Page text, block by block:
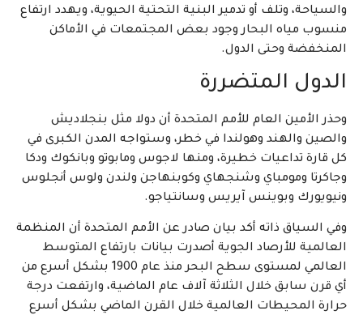
والسياحة، وتلف أو تدمير البنية التحتية الحيوية، ويهدد ارتفاع
منسوب مياه البحار وجود بعض المجتمعات في الأماكن
المنخفضة وحتى الدول.
الدول المتضررة
وحذر الأمين العام للأمم المتحدة أن دولا مثل بنجلاديش
والصين والهند وهولندا في خطر، وستواجه المدن الكبرى في
كل قارة تداعيات خطيرة، ومنها لاجوس ومابوتو وبانكوك ودكا
وجاكرتا ومومباي وشنجهاي وكوبنهاجن ولندن ولوس أنجلوس
ونيويورك وبوينس آيريس وسانتياجو.
وفي السياق ذاته أكد بيان صادر عن الأمم المتحدة أن المنظمة
العالمية للأرصاد الجوية أصدرت بيانات بارتفاع المتوسط
العالمي لمستوى سطح البحر منذ عام 1900 بشكل أسرع من
أي قرن سابق خلال الثلاثة آلاف عام الماضية، وارتفعت درجة
حرارة المحيطات العالمية خلال القرن الماضي بشكل أسرع